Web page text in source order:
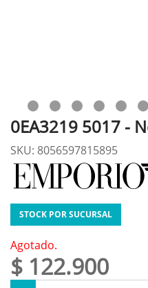
0EA3219 5017 -
SKU: 8056597815895
STOCK POR SUCURSAL
Agotado.
$ 122.900